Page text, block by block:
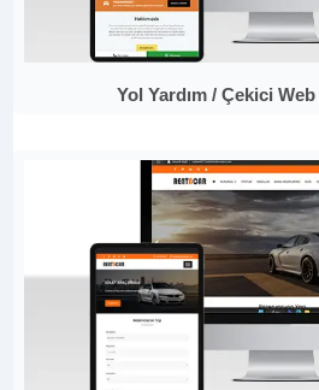
Yol Yardım / Çekici